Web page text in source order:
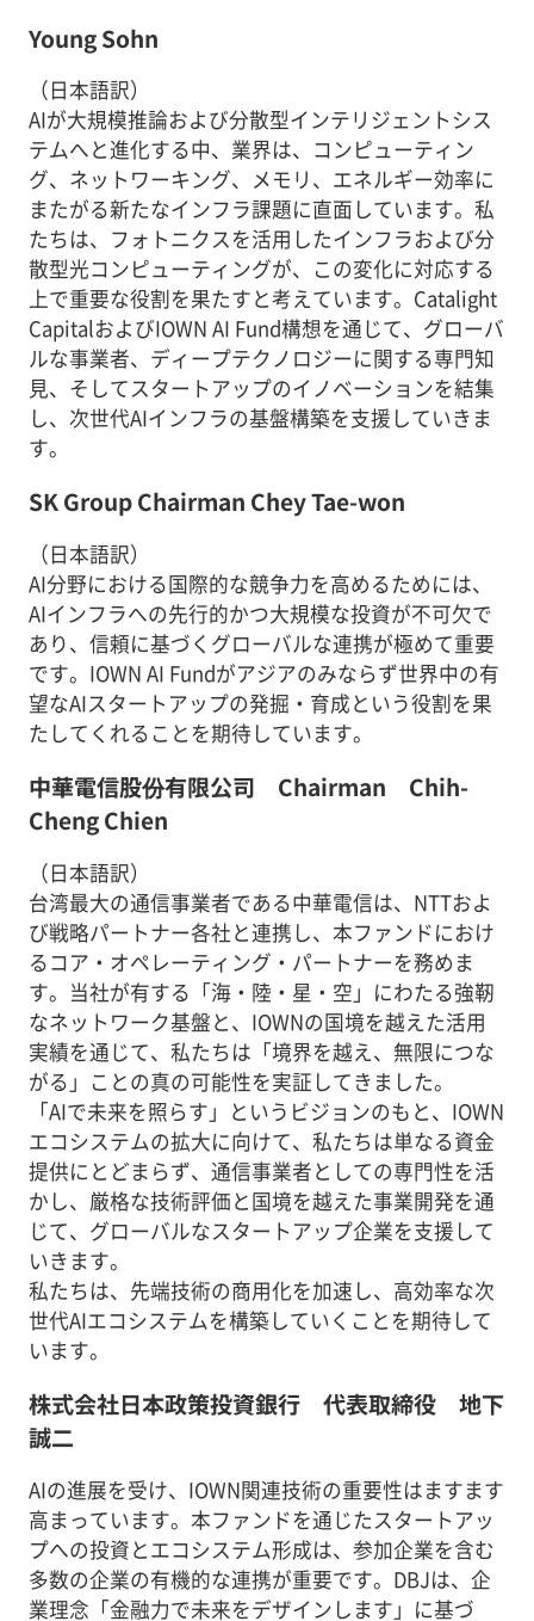
Young Sohn
（日本語訳）
AIが大規模推論および分散型インテリジェントシス
テムへと進化する中、業界は、コンピューティン
グ、ネットワーキング、メモリ、エネルギー効率に
またがる新たなインフラ課題に直面しています。私
たちは、フォトニクスを活用したインフラおよび分
散型光コンピューティングが、この変化に対応する
上で重要な役割を果たすと考えています。Catalight
CapitalおよびIOWN AI Fund構想を通じて、グローバ
ルな事業者、ディープテクノロジーに関する専門知
見、そしてスタートアップのイノベーションを結集
し、次世代AIインフラの基盤構築を支援していきま
す。
SK Group Chairman Chey Tae-won
（日本語訳）
AI分野における国際的な競争力を高めるためには、
AIインフラへの先行的かつ大規模な投資が不可欠で
あり、信頼に基づくグローバルな連携が極めて重要
です。IOWN AI Fundがアジアのみならず世界中の有
望なAIスタートアップの発掘・育成という役割を果
たしてくれることを期待しています。
中華電信股份有限公司 Chairman Chih-
Cheng Chien
（日本語訳）
台湾最大の通信事業者である中華電信は、NTTおよ
び戦略パートナー各社と連携し、本ファンドにおけ
るコア・オペレーティング・パートナーを務めま
す。当社が有する「海・陸・星・空」にわたる強靭
なネットワーク基盤と、IOWNの国境を越えた活用
実績を通じて、私たちは「境界を越え、無限につな
がる」ことの真の可能性を実証してきました。
「AIで未来を照らす」というビジョンのもと、IOWN
エコシステムの拡大に向けて、私たちは単なる資金
提供にとどまらず、通信事業者としての専門性を活
かし、厳格な技術評価と国境を越えた事業開発を通
じて、グローバルなスタートアップ企業を支援して
いきます。
私たちは、先端技術の商用化を加速し、高効率な次
世代AIエコシステムを構築していくことを期待して
います。
株式会社日本政策投資銀行 代表取締役 地下
誠二
AIの進展を受け、IOWN関連技術の重要性はますます
高まっています。本ファンドを通じたスタートアッ
プへの投資とエコシステム形成は、参加企業を含む
多数の企業の有機的な連携が重要です。DBJは、企
業理念「金融力で未来をデザインします」に基づ